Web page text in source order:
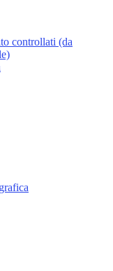
controllati (da